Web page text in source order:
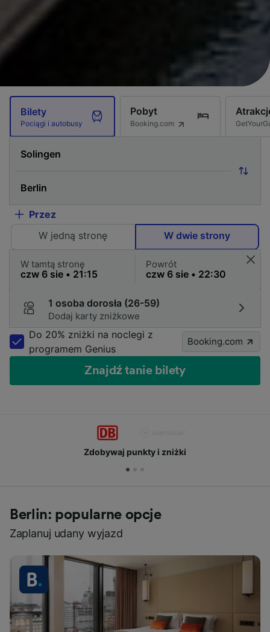
Bilety
Pociągi i autobusy
Pobyt
Booking.com
Przez
W jedną stronę
W dwie strony
W tamtą stronę Powrót
1 osoba dorosła (26-59)
Dodaj karty zniżkowe
Do 20% zniżki na noclegi z
programem Genius
Booking.com
Znajdź tanie bilety
Zdobywaj punkty i zniżki
Berlin: popularne opcje
Zaplanuj udany wyjazd